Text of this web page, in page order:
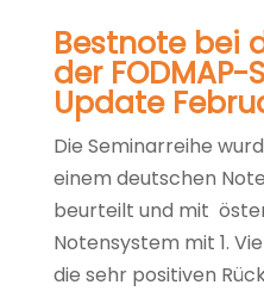
Bestnote bei
der
Update
Die Seminarreihe
einem deutschen
beurteilt und mit
Notensystem mit 1.
die sehr positiven